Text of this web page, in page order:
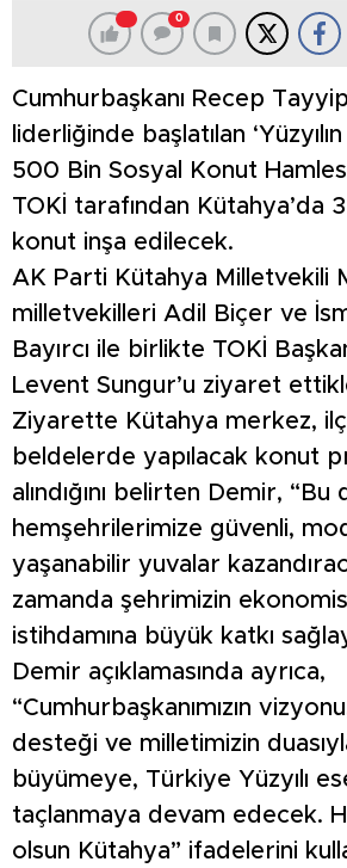
0
Cumhurbaşkanı Recep
liderliğinde başlatılan
500 Bin Sosyal Konut
TOKİ tarafından Kütahya’da
konut inşa edilecek.
AK Parti Kütahya Milletvekili
milletvekilleri Adil Biçer ve
Bayırcı ile birlikte TOKİ
Levent Sungur’u ziyaret
Ziyarette Kütahya merkez,
beldelerde yapılacak konut
alındığını belirten Demir, “Bu
hemşehrilerimize güvenli,
yaşanabilir yuvalar
zamanda şehrimizin
istihdamına büyük katkı
Demir açıklamasında ayrıca,
“Cumhurbaşkanımızın
desteği ve milletimizin
büyümeye, Türkiye Yüzyılı
taçlanmaya devam edecek.
olsun Kütahya” ifadelerini